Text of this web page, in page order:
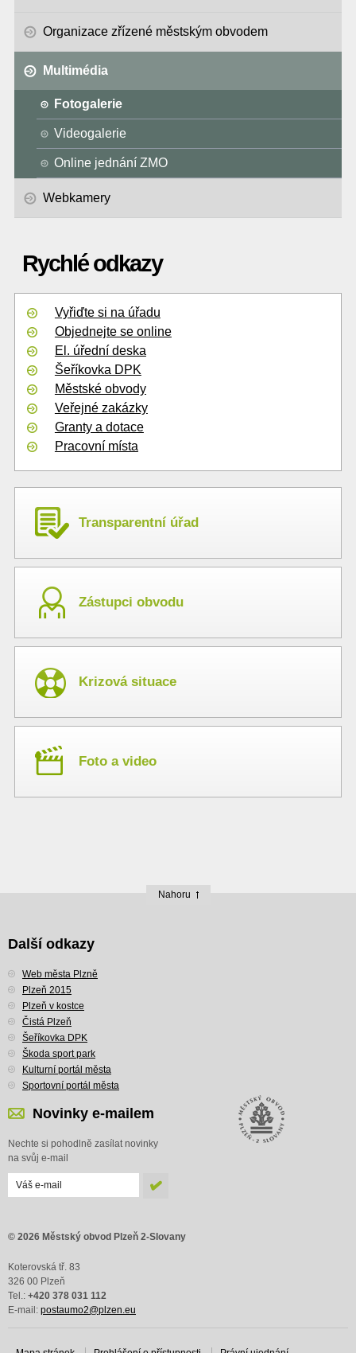
Organizace zřízené městským obvodem
Multimédia
Fotogalerie
Videogalerie
Online jednání ZMO
Webkamery
Rychlé odkazy
Vyřiďte si na úřadu
Objednejte se online
El. úřední deska
Šeříkovka DPK
Městské obvody
Veřejné zakázky
Granty a dotace
Pracovní místa
Transparentní úřad
Zástupci obvodu
Krizová situace
Foto a video
Nahoru
Další odkazy
Web města Plzně
Plzeň 2015
Plzeň v kostce
Čistá Plzeň
Šeříkovka DPK
Škoda sport park
Kulturní portál města
Sportovní portál města
Novinky e-mailem
Nechte si pohodlně zasílat novinky
na svůj e-mail
© 2026 Městský obvod Plzeň 2-Slovany
Koterovská tř. 83
326 00 Plzeň
Tel.: +420 378 031 112
E-mail: postaumo2@plzen.eu